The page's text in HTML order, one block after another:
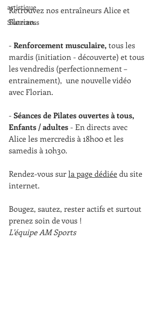
artistique
Skatecross
Retrouvez nos entraîneurs Alice et
Florian.
- Renforcement musculaire, tous les
mardis (initiation - découverte) et tous
les vendredis (perfectionnement –
entrainement),  une nouvelle vidéo
avec Florian.
- Séances de Pilates ouvertes à tous,
Enfants / adultes - En directs avec
Alice les mercredis à 18h00 et les
samedis à 10h30.
Rendez-vous sur la page dédiée du site
internet.
Bougez, sautez, rester actifs et surtout
prenez soin de vous !
L'équipe AM Sports